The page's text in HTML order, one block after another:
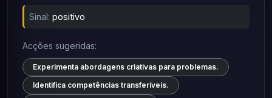
Sinal: positivo
Acções sugeridas:
Experimenta abordagens criativas para problemas.
Identifica competências transferíveis.